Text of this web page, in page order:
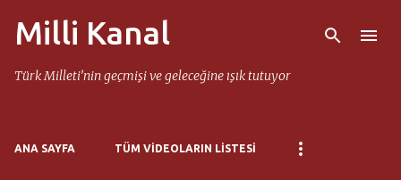
Ana içeriğe atla
Milli Kanal
Türk Milleti’nin geçmişi ve geleceğine ışık tutuyor
ANA SAYFA TÜM VIDEOLARIN LISTESI